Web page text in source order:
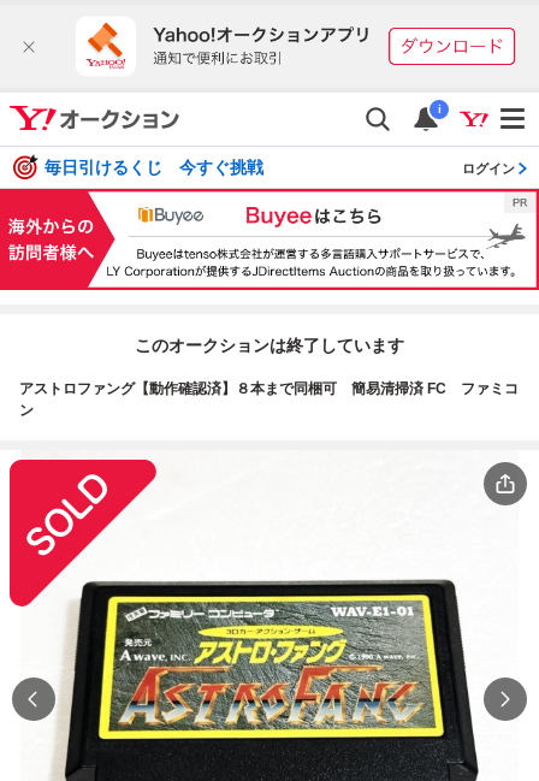
i
毎日引けるくじ 今すぐ挑戦 ログイン
このオークションは終了しています
アストロファング【動作確認済】８本まで同梱可 簡易清掃済 FC ファミコ
ン